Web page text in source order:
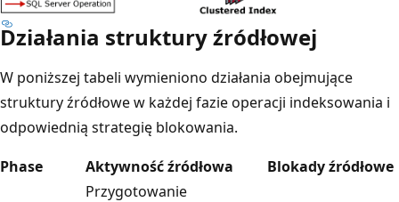
Działania struktury źródłowej
W poniższej tabeli wymieniono działania obejmujące
struktury źródłowe w każdej fazie operacji indeksowania i
odpowiednią strategię blokowania.
Phase
Aktywność źródłowa Blokady źródłowe
Przygotowanie